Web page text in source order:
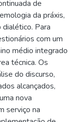
de
da práxis,
Para
com um
médio integrado
técnica. Os
do discurso,
alcançados,
nova
serviço na